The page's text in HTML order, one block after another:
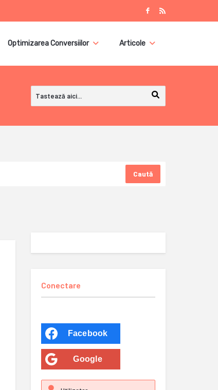
Optimizarea Conversiilor Articole
Caută
Conectare
Facebook
Google